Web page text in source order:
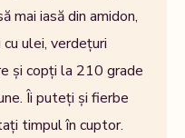
mai iasă din amidon,
ulei, verdețuri
și copți la 210 grade
Îi puteți și fierbe
timpul în cuptor.